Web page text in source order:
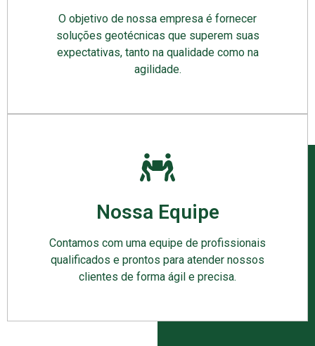
O objetivo de nossa empresa é fornecer
soluções geotécnicas que superem suas
expectativas, tanto na qualidade como na
agilidade.
Nossa Equipe
Contamos com uma equipe de profissionais
qualificados e prontos para atender nossos
clientes de forma ágil e precisa.